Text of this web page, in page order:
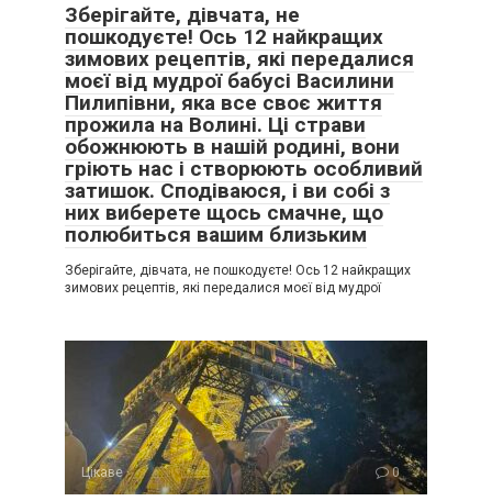
Зберігайте, дівчата, не
пошкодуєте! Ось 12 найкращих
зимових рецептів, які передалися
моєї від мудрої бабусі Василини
Пилипівни, яка все своє життя
прожила на Волині. Ці страви
обожнюють в нашій родині, вони
гріють нас і створюють особливий
затишок. Сподіваюся, і ви собі з
них виберете щось смачне, що
полюбиться вашим близьким
Зберігайте, дівчата, не пошкодуєте! Ось 12 найкращих
зимових рецептів, які передалися моєї від мудрої
Цікаве 0